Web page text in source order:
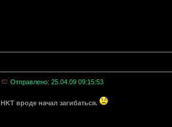
Отправлено: 25.04.09 09:15:53
HKT вроде начал загибаться.